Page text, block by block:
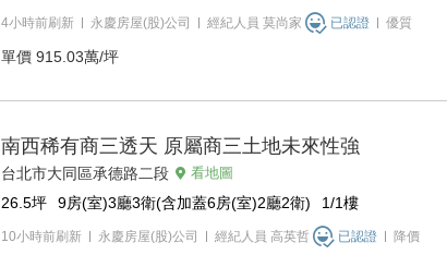
4小時前刷新 永慶房屋(股)公司 經紀人員 莫尚家 已認證 優質
單價 915.03萬/坪
南西稀有商三透天 原屬商三土地未來性強
台北市大同區承德路二段 看地圖
26.5坪 9房(室)3廳3衛(含加蓋6房(室)2廳2衛) 1/1樓
10小時前刷新 永慶房屋(股)公司 經紀人員 高英哲 已認證 降價